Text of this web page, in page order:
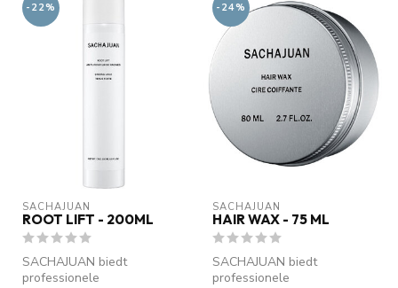
-22%
SACHAJUAN
ROOT LIFT - 200ML
SACHAJUAN biedt
professionele
-24%
SACHAJUAN
HAIR WAX - 75 ML
SACHAJUAN biedt
professionele